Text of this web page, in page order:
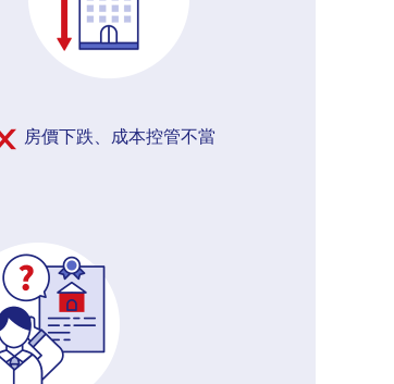
房價下跌、成本控管不當